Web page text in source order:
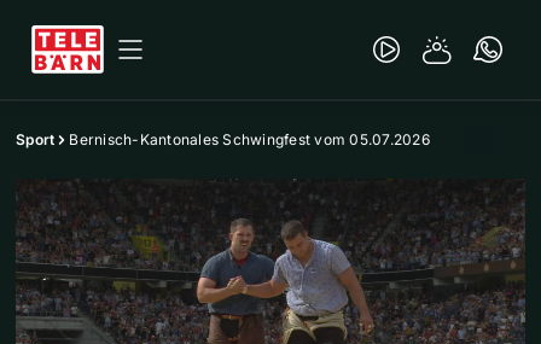
Sport Bernisch-Kantonales Schwingfest vom 05.07.2026